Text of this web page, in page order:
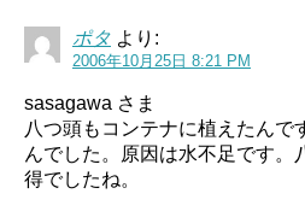
ポタ より:
2006年10月25日 8:21 PM
sasagawa さま
八つ頭もコンテナに植えたんで
んでした。原因は水不足です。
得でしたね。